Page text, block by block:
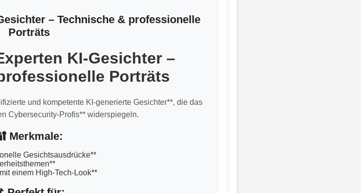
– Technische & professionelle
Porträts
KI-Gesichter –
Porträts
und kompetente KI-generierte Gesichter**, die das
Cybersecurity-Profis** widerspiegeln.
Merkmale:
Gesichtsausdrücke**
einem High-Tech-Look**